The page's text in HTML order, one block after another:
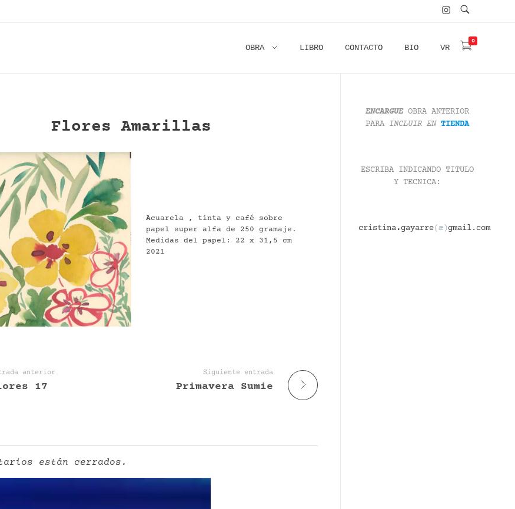
0
OBRA LIBRO CONTACTO BIO VR
Flores Amarillas
Acuarela , tinta y café sobre
papel super alfa de 250 gramaje.
Medidas del papel: 22 x 31,5 cm
2021
anterior
17
Siguiente entrada
Primavera Sumie
están cerrados.
ENCARGUE OBRA ANTERIOR
PARA INCLUIR EN TIENDA
ESCRIBA INDICANDO TITULO
Y TECNICA:
cristina.gayarre(æ)gmail.com